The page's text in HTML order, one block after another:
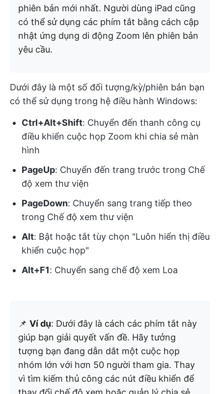
phiên bản mới nhất. Người dùng iPad cũng
có thể sử dụng các phím tắt bằng cách cập
nhật ứng dụng di động Zoom lên phiên bản
yêu cầu.
Dưới đây là một số đối tượng/kỳ/phiên bản bạn
có thể sử dụng trong hệ điều hành Windows:
Ctrl+Alt+Shift: Chuyển đến thanh công cụ
điều khiển cuộc họp Zoom khi chia sẻ màn
hình
PageUp: Chuyển đến trang trước trong Chế
độ xem thư viện
PageDown: Chuyển sang trang tiếp theo
trong Chế độ xem thư viện
Alt: Bật hoặc tắt tùy chọn "Luôn hiển thị điều
khiển cuộc họp"
Alt+F1: Chuyển sang chế độ xem Loa
📌 Ví dụ: Dưới đây là cách các phím tắt này
giúp bạn giải quyết vấn đề. Hãy tưởng
tượng bạn đang dẫn dắt một cuộc họp
nhóm lớn với hơn 50 người tham gia. Thay
vì tìm kiếm thủ công các nút điều khiển để